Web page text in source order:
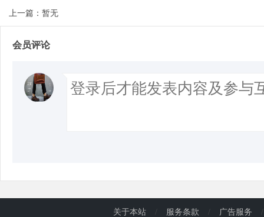
上一篇：暂无
会员评论
关于本站 / 服务条款 / 广告服务 /